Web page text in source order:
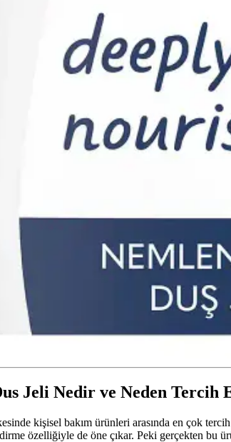
Jeli Nedir ve Neden Tercih
kişisel bakım ürünleri arasında en çok
özelliğiyle de öne çıkar. Peki gerçekten bu